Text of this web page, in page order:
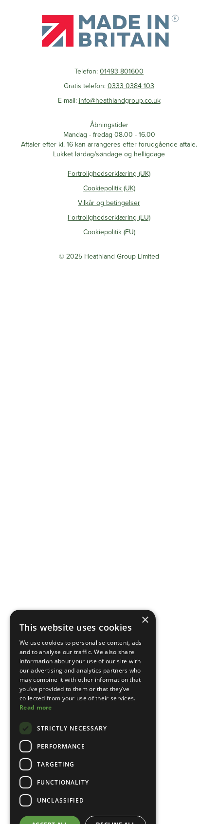
Telefon:01493 801600
Gratis telefon:0333 0384 103
E-mail:info@heathlandgroup.co.uk
Åbningstider
Mandag - fredag 08.00 - 16.00
Aftaler efter kl. 16 kan arrangeres efter forudgående aftale.
Lukket lørdag/søndage og helligdage
Fortrolighedserklæring (UK)
Cookiepolitik (UK)
Vilkår og betingelser
Fortrolighedserklæring (EU)
Cookiepolitik (EU)
© 2025 Heathland Group Limited
×
This website uses cookies
We use cookies to personalise content, ads
and to analyse our traffic. We also share
information about your use of our site with
our advertising and analytics partners who
may combine it with other information that
you’ve provided to them or that they’ve
collected from your use of their services.
Read more
STRICTLY NECESSARY
PERFORMANCE
TARGETING
FUNCTIONALITY
UNCLASSIFIED